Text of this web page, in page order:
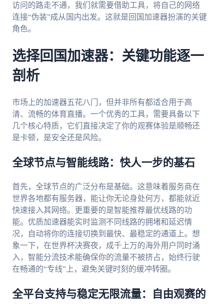
访问的路走不通，我们就需要借助工具，将自己的网络
连接“伪装”成从国内出发。这就是回国加速器扮演的关键
角色。
选择回国加速器：关键功能逐一
剖析
市场上的加速器五花八门，但并非所有都适合用于高
清、流畅的体育直播。一个优秀的工具，需要具备以下
几个核心特质，它们直接决定了你的观赛体验是顺畅还
是卡顿，是安全还是风险。
全球节点与智能线路：快人一步的基石
首先，全球节点的广泛分布是基础。这意味着服务商在
世界各地都有服务器，能让你无论身处何方，都能就近
快速接入其网络。更重要的是智能推荐最优线路的功
能。优质加速器能实时监测不同线路的拥堵和延迟情
况，自动将你的连接切换到最快、最稳定的通道上。想
象一下，在世界杯决赛夜，成千上万的海外用户同时涌
入，智能分流技术能确保你的流量不被挤占，始终行驶
在畅通的“专线”上，避免关键时刻的缓冲转圈。
全平台支持与稳定无限流量：自由观赛的